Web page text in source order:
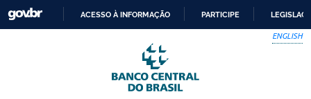
Skip to main content
PARA
O
CONTEÚDO
ACESSO À INFORMAÇÃO PARTICIPE
ENGLISH